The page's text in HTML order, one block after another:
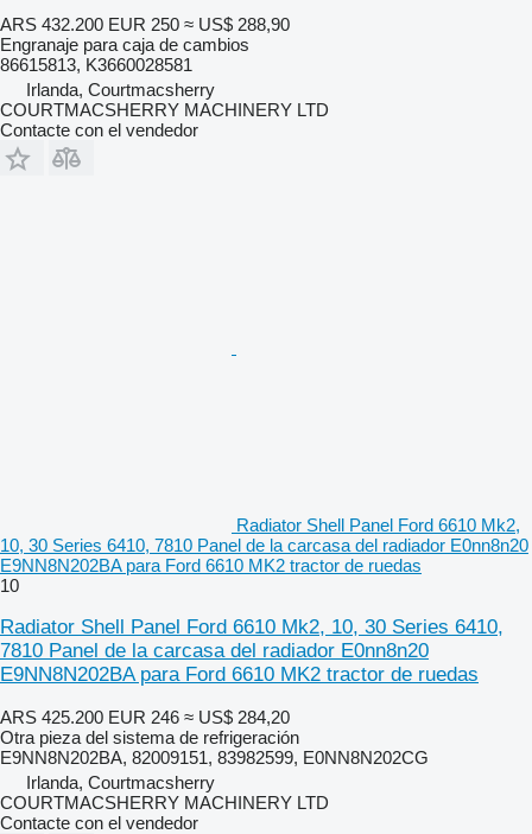
ARS 432.200 EUR 250 ≈ US$ 288,90
Engranaje para caja de cambios
86615813, K3660028581
Irlanda, Courtmacsherry
COURTMACSHERRY MACHINERY LTD
Contacte con el vendedor
Radiator Shell Panel Ford 6610 Mk2,
10, 30 Series 6410, 7810 Panel de la carcasa del radiador E0nn8n20
E9NN8N202BA para Ford 6610 MK2 tractor de ruedas
10
Radiator Shell Panel Ford 6610 Mk2, 10, 30 Series 6410,
7810 Panel de la carcasa del radiador E0nn8n20
E9NN8N202BA para Ford 6610 MK2 tractor de ruedas
ARS 425.200 EUR 246 ≈ US$ 284,20
Otra pieza del sistema de refrigeración
E9NN8N202BA, 82009151, 83982599, E0NN8N202CG
Irlanda, Courtmacsherry
COURTMACSHERRY MACHINERY LTD
Contacte con el vendedor